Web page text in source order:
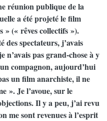
réunion publique de la
a été projeté le film
» (« rêves collectifs »).
spectateurs, j’avais
n’avais pas grand-chose à y
compagnon, aujourd’hui
un film anarchiste, il ne
». Je l’avoue, sur le
Il y a peu, j’ai revu
me sont revenues à l’esprit